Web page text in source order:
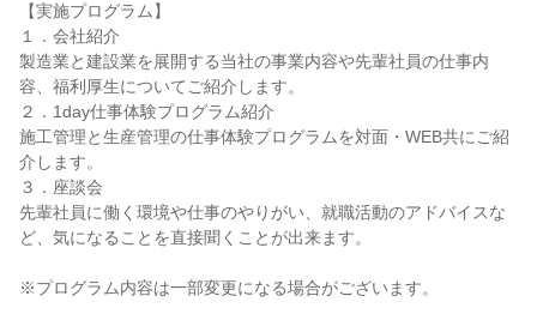
【実施プログラム】
１．会社紹介
製造業と建設業を展開する当社の事業内容や先輩社員の仕事内
容、福利厚生についてご紹介します。
２．1day仕事体験プログラム紹介
施工管理と生産管理の仕事体験プログラムを対面・WEB共にご紹
介します。
３．座談会
先輩社員に働く環境や仕事のやりがい、就職活動のアドバイスな
ど、気になることを直接聞くことが出来ます。
※プログラム内容は一部変更になる場合がございます。